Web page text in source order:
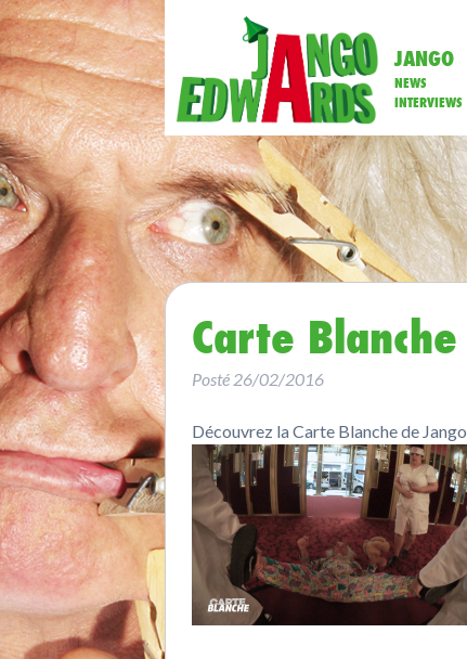
JANGO
NEWS
INTERVIEWS
Carte
Posté 26/02/2016
Découvrez la Carte Blanche de